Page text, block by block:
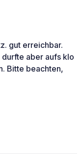
gut erreichbar.
durfte aber aufs klo
Bitte beachten,